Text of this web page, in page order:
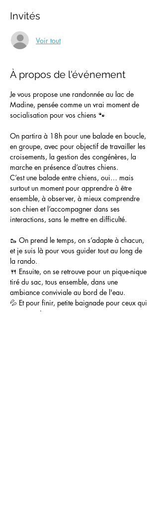
Invités
Voir tout
À propos de l'événement
Je vous propose une randonnée au lac de
Madine, pensée comme un vrai moment de
socialisation pour vos chiens 🐾
On partira à 18h pour une balade en boucle,
en groupe, avec pour objectif de travailler les
croisements, la gestion des congénères, la
marche en présence d’autres chiens.
C’est une balade entre chiens, oui… mais
surtout un moment pour apprendre à être
ensemble, à observer, à mieux comprendre
son chien et l’accompagner dans ses
interactions, sans le mettre en difficulté.
🥾 On prend le temps, on s’adapte à chacun,
et je suis là pour vous guider tout au long de
la rando.
🍴 Ensuite, on se retrouve pour un pique-nique
tiré du sac, tous ensemble, dans une
ambiance conviviale au bord de l'eau.
💦 Et pour finir, petite baignade pour ceux qui
en ont envie.